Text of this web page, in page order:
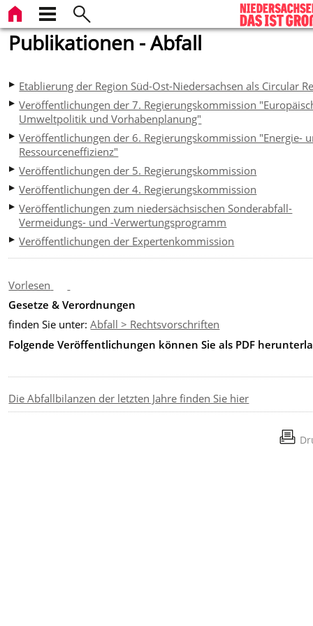
Publikationen - Abfall
Etablierung der Region Süd-Ost-Niedersachsen als Circular
Veröffentlichungen der 7. Regierungskommission
Umweltpolitik und Vorhabenplanung"
Veröffentlichungen der 6. Regierungskommission "Energie-
Ressourceneffizienz"
Veröffentlichungen der 5. Regierungskommission
Veröffentlichungen der 4. Regierungskommission
Veröffentlichungen zum niedersächsischen Sonderabfall-
Vermeidungs- und -Verwertungsprogramm
Veröffentlichungen der Expertenkommission
Vorlesen
Gesetze & Verordnungen
finden Sie unter:Abfall > Rechtsvorschriften
Folgende Veröffentlichungen können Sie als PDF
Die Abfallbilanzen der letzten Jahre finden Sie hier